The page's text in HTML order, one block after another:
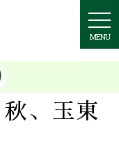
MENU
、玉東